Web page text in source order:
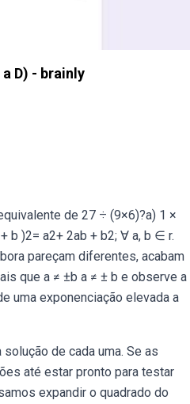
D) - brainly
de 27 ÷ (9×6)?a) 1 ×
b )2= a2+ 2ab + b2; ∀ a, b ∈ r.
pareçam diferentes, acabam
que a ≠ ±b a ≠ ± b e observe a
uma exponenciação elevada a
de cada uma. Se as
até estar pronto para testar
expandir o quadrado do